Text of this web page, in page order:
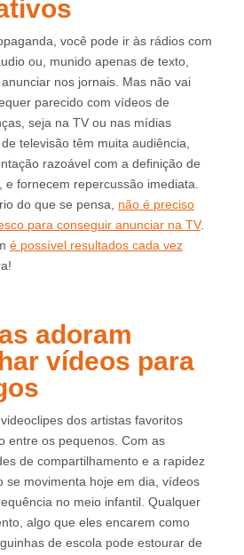
você pode ir às rádios com
ou, munido apenas de texto,
nos jornais. Mas não vai
parecido com vídeos de
seja na TV ou nas mídias
televisão têm muita audiência,
razoável com a definição de
fornecem repercussão imediata.
do que se pensa, não é preciso
para conseguir anunciar na TV.
é possível resultados cada vez
adoram
vídeos para
dos artistas favoritos
entre os pequenos. Com as
de compartilhamento e a rapidez
se movimenta hoje em dia, vídeos
no meio infantil. Qualquer
algo que eles encarem como
de escola pode estourar de